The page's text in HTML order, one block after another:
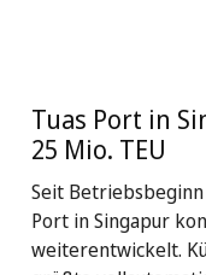
Tuas Port in
25 Mio. TEU
Seit Betriebsbeginn
Port in Singapur
weiterentwickelt.